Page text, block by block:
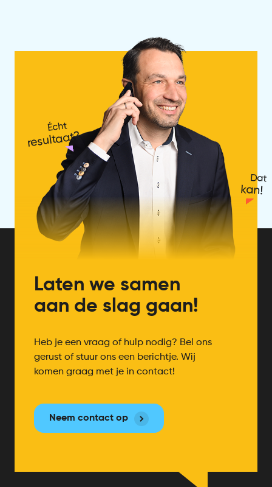
Écht
resultaat?
Dat
kan!
Laten we samen
aan de slag gaan!
Heb je een vraag of hulp nodig? Bel ons
gerust of stuur ons een berichtje. Wij
komen graag met je in contact!
Neem contact op